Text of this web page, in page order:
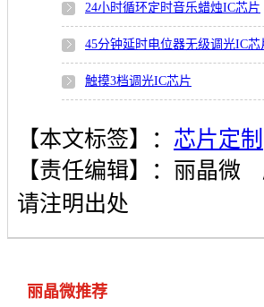
24小时循环定时音乐蜡烛IC芯片
45分钟延时电位器无级调光IC芯
触摸3档调光IC芯片
【本文标签】： 芯片定制
【责任编辑】： 丽晶微
请注明出处
丽晶微推荐